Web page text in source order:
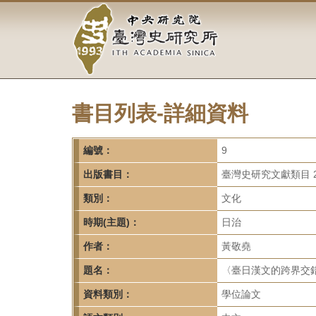
容
中
央
研
究
院-
臺
灣
史
研
究
所-
書目列表-詳細資料
編號： 9
出版書目： 臺灣史研究文獻類目
類別： 文化
時期(主題)： 日治
作者： 黃敬堯
題名： 〈臺日漢文的跨界
資料類別： 學位論文